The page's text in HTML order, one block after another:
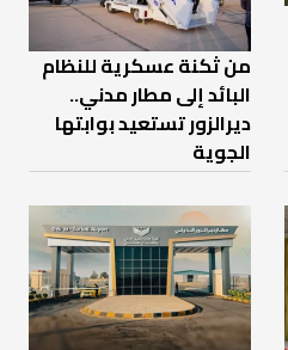
من ثكنة عسكرية للنظام
البائد إلى مطار مدني..
ديرالزور تستعيد بوابتها
الجوية